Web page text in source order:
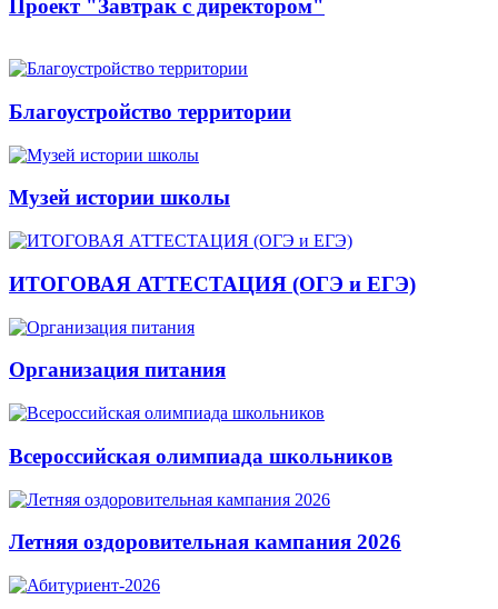
Проект "Завтрак с директором"
Благоустройство территории
Музей истории школы
ИТОГОВАЯ АТТЕСТАЦИЯ (ОГЭ и ЕГЭ)
Организация питания
Всероссийская олимпиада школьников
Летняя оздоровительная кампания 2026